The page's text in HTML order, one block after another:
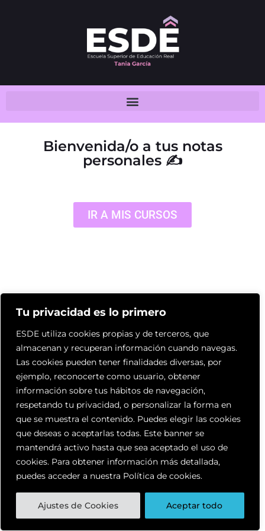
Tu privacidad es lo primero
ESDE utiliza cookies propias y de terceros, que
almacenan y recuperan información cuando navegas.
Las cookies pueden tener finalidades diversas, por
ejemplo, reconocerte como usuario, obtener
información sobre tus hábitos de navegación,
respetando tu privacidad, o personalizar la forma en
que se muestra el contenido. Puedes elegir las cookies
que deseas o aceptarlas todas. Este banner se
mantendrá activo hasta que sea aceptado el uso de
cookies. Para obtener información más detallada,
puedes acceder a nuestra Política de cookies.
Ajustes de Cookies Aceptar todo
Bienvenida/o a tus notas
personales ✍️
IR A MIS CURSOS